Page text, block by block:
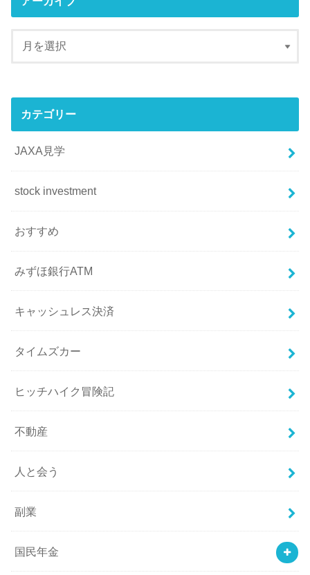
カテゴリー
JAXA見学
stock investment
おすすめ
みずほ銀行ATM
キャッシュレス決済
タイムズカー
ヒッチハイク冒険記
不動産
人と会う
副業
国民年金